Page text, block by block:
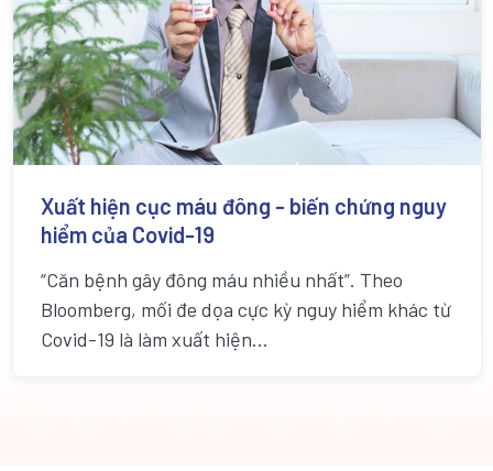
Xuất hiện cục máu đông - biến chứng nguy
hiểm của Covid-19
“Căn bệnh gây đông máu nhiều nhất”. Theo
Bloomberg, mối đe dọa cực kỳ nguy hiểm khác từ
Covid-19 là làm xuất hiện...